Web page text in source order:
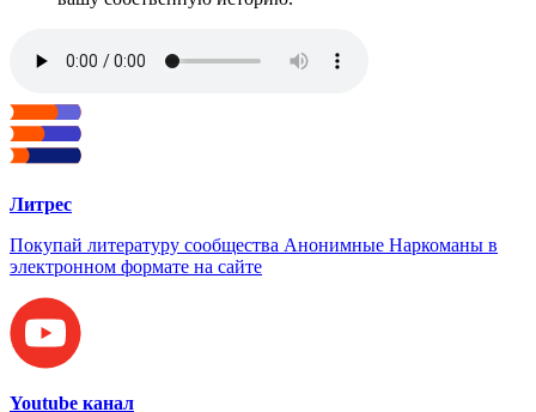
Литрес
Покупай литературу сообщества Анонимные Наркоманы в
электронном формате на сайте
Youtube канал